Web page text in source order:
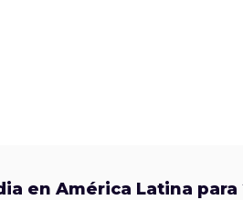
en América Latina para